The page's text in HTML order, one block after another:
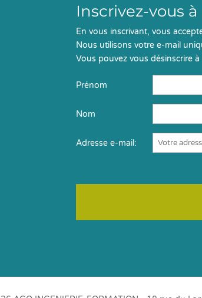
Inscrivez-vous
En vous inscrivant, vous
Nous utilisons votre e-mail
Vous pouvez vous désinscrire
Prénom
Nom
Adresse e-mail: